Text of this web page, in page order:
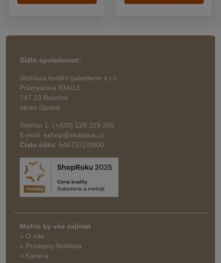
Sídlo společnosti:
Stoklasa textilní galanterie s.r.o.
Průmyslová 934/13
747 23 Bolatice
okres Opava
Telefon 1: (+420) 228 229 395
E-mail: eshop@stoklasa.cz
Číslo účtu: 5487372/0800
Mohlo by vás zajímat
» O nás
» Prodejny Stoklasa
» Kariéra